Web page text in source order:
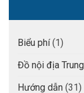
Biểu phí(1)
Đồ nội địa
Hướng dẫn (31)